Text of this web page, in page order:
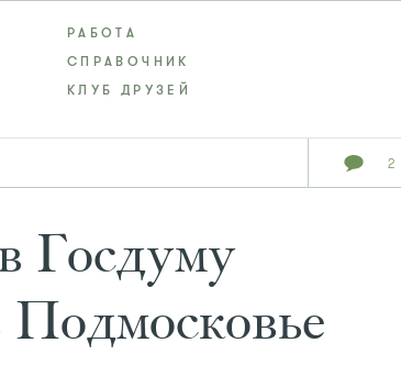
2
РАБОТА
СПРАВОЧНИК
КЛУБ ДРУЗЕЙ
Госдуму
Подмосковье